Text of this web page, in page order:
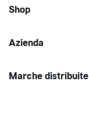
Shop
Azienda
Marche distribuite